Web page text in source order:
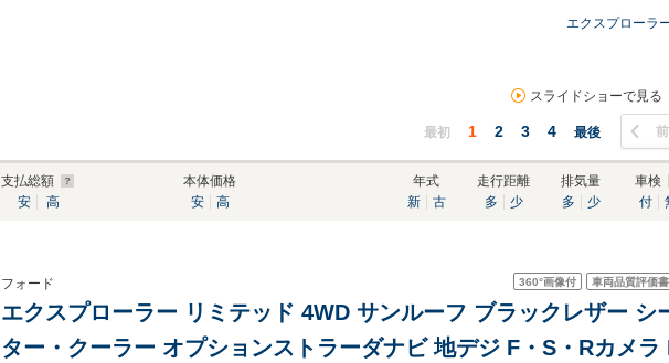
エクスプローラ
スライドショーで見る
最初 1 2 3 4 最後
支払総額
安
高
本体価格
安
高
年式
新
古
走行距離
多
少
排気量
多
少
車検
付
360°画像付 車両品質評価
フォード
エクスプローラー リミテッド 4WD サンルーフ ブラックレザー シ
ター・クーラー オプションストラーダナビ 地デジ F・S・Rカメラ